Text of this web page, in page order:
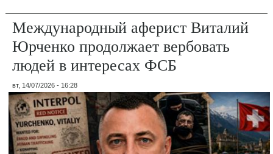
Международный аферист Виталий
Юрченко продолжает вербовать
людей в интересах ФСБ
вт, 14/07/2026 - 16:28